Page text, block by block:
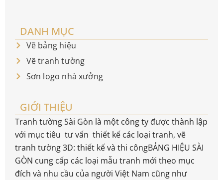
DANH MỤC
Vẽ bảng hiệu
Vẽ tranh tường
Sơn logo nhà xưởng
GIỚI THIỆU
Tranh tường Sài Gòn là một công ty được thành lập
với mục tiêu tư vấn thiết kế các loại tranh, vẽ
tranh tường 3D: thiết kế và thi côngBẢNG HIỆU SÀI
GÒN cung cấp các loại mẫu tranh mới theo mục
đích và nhu cầu của người Việt Nam cũng như